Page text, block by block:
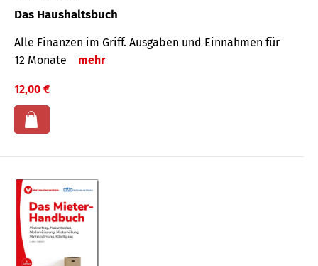
Das Haushaltsbuch
Alle Finanzen im Griff. Aus­gaben und Ein­nahmen für
12 Monate
mehr
12,00 €